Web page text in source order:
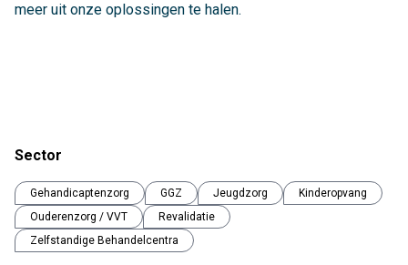
meer uit onze oplossingen te halen.
Sector
Gehandicaptenzorg GGZ Jeugdzorg
Kinderopvang
Ouderenzorg / VVT
Revalidatie
Zelfstandige Behandelcentra